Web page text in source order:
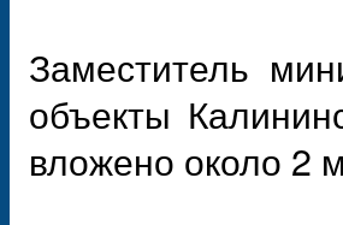
Заместитель
объекты
вложено около 2